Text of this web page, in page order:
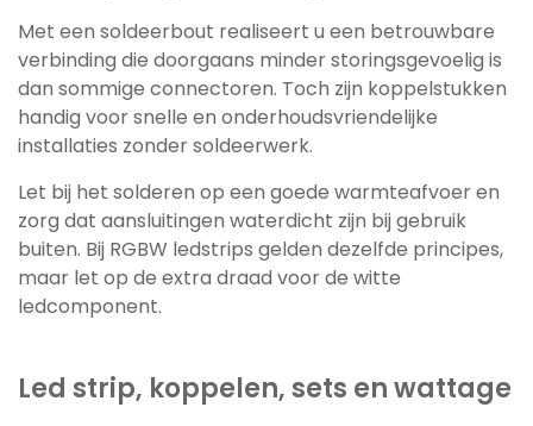
Met een soldeerbout realiseert u een betrouwbare
verbinding die doorgaans minder storingsgevoelig is
dan sommige connectoren. Toch zijn koppelstukken
handig voor snelle en onderhoudsvriendelijke
installaties zonder soldeerwerk.
Let bij het solderen op een goede warmteafvoer en
zorg dat aansluitingen waterdicht zijn bij gebruik
buiten. Bij RGBW ledstrips gelden dezelfde principes,
maar let op de extra draad voor de witte
ledcomponent.
Led strip, koppelen, sets en wattage